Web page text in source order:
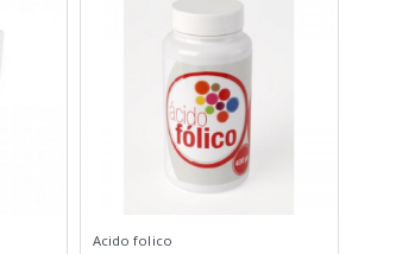
Acido folico